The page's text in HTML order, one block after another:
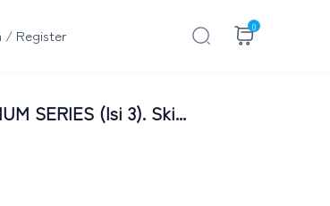
/ Register 0
SERIES (Isi 3). Ski...